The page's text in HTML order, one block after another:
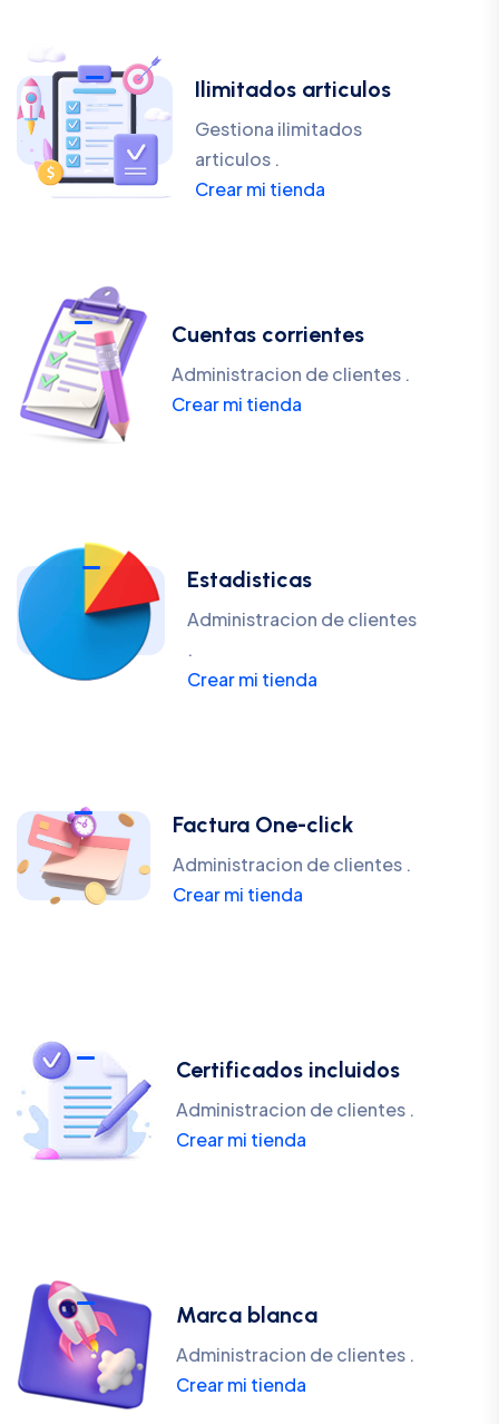
Ilimitados articulos
Gestiona ilimitados
articulos .
Crear mi tienda
Cuentas corrientes
Administracion de clientes .
Crear mi tienda
Estadisticas
Administracion de clientes
.
Crear mi tienda
Factura One-click
Administracion de clientes .
Crear mi tienda
Certificados incluidos
Administracion de clientes .
Crear mi tienda
Marca blanca
Administracion de clientes .
Crear mi tienda